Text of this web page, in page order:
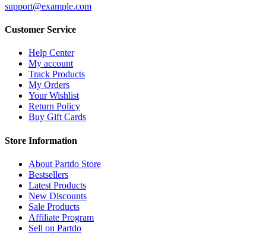
support@example.com
Customer Service
Help Center
My account
Track Products
My Orders
Your Wishlist
Return Policy
Buy Gift Cards
Store Information
About Partdo Store
Bestsellers
Latest Products
New Discounts
Sale Products
Affiliate Program
Sell on Partdo